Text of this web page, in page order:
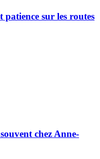
patience sur les routes
chez Anne-